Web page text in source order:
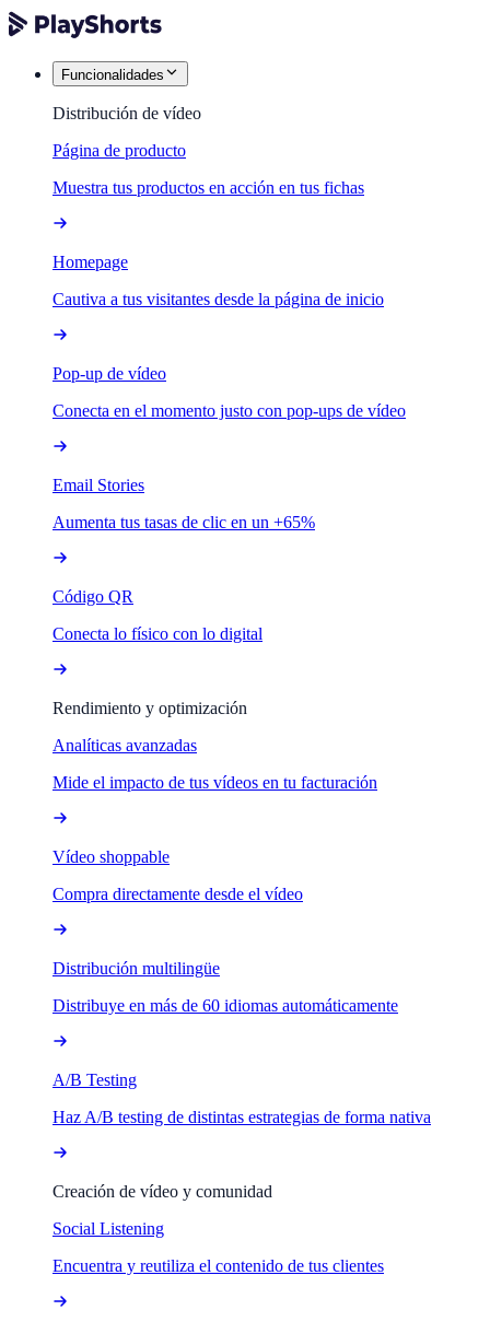
Funcionalidades
Distribución de vídeo
Página de producto
Muestra tus productos en acción en tus fichas
Homepage
Cautiva a tus visitantes desde la página de inicio
Pop-up de vídeo
Conecta en el momento justo con pop-ups de vídeo
Email Stories
Aumenta tus tasas de clic en un +65%
Código QR
Conecta lo físico con lo digital
Rendimiento y optimización
Analíticas avanzadas
Mide el impacto de tus vídeos en tu facturación
Vídeo shoppable
Compra directamente desde el vídeo
Distribución multilingüe
Distribuye en más de 60 idiomas automáticamente
A/B Testing
Haz A/B testing de distintas estrategias de forma nativa
Creación de vídeo y comunidad
Social Listening
Encuentra y reutiliza el contenido de tus clientes